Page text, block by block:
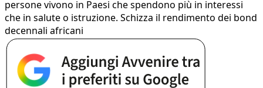
persone vivono in Paesi che spendono più in interessi
che in salute o istruzione. Schizza il rendimento dei bond
decennali africani